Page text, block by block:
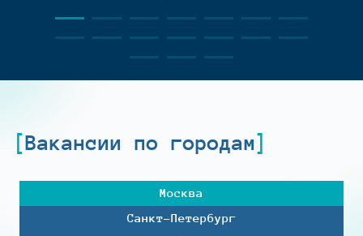
Вакансии по городам
Москва
Санкт-Петербург